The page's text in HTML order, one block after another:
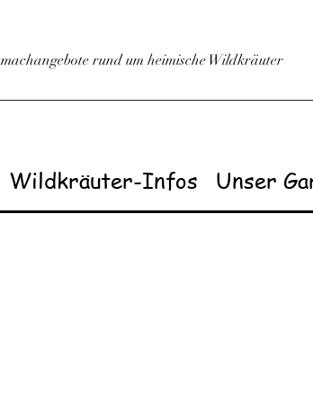
rund um heimische Wildkräuter
Wildkräuter-Infos Unser